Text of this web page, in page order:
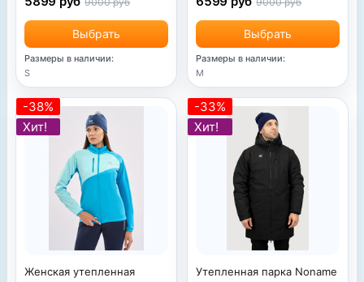
Выбрать
Размеры в наличии:
S
Выбрать
Размеры в наличии:
M
-38%
Хит!
Женская утепленная
-33%
Хит!
Утепленная парка Noname